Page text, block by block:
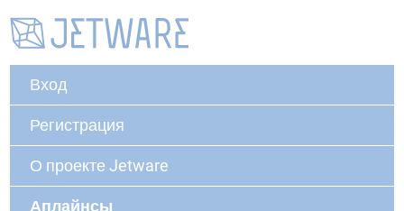
Вход
Регистрация
О проекте Jetware
Аплайнсы